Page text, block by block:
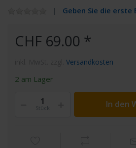
Geben Sie die erste
CHF 69.00 *
Versandkosten
2 am Lager
Stück In den